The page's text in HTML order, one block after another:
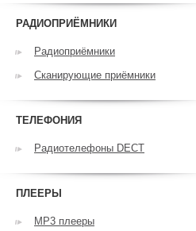
РАДИОПРИЁМНИКИ
Радиоприёмники
Сканирующие приёмники
ТЕЛЕФОНИЯ
Радиотелефоны DECT
ПЛЕЕРЫ
MP3 плееры